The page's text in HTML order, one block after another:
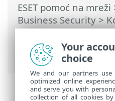
ESET pomoć na mreži
Business Security>
ESET Small Business
Podešavanje>
Folder Guard
Your
choice
We and our partners
optimized online
and serve you with
collection of all cookies